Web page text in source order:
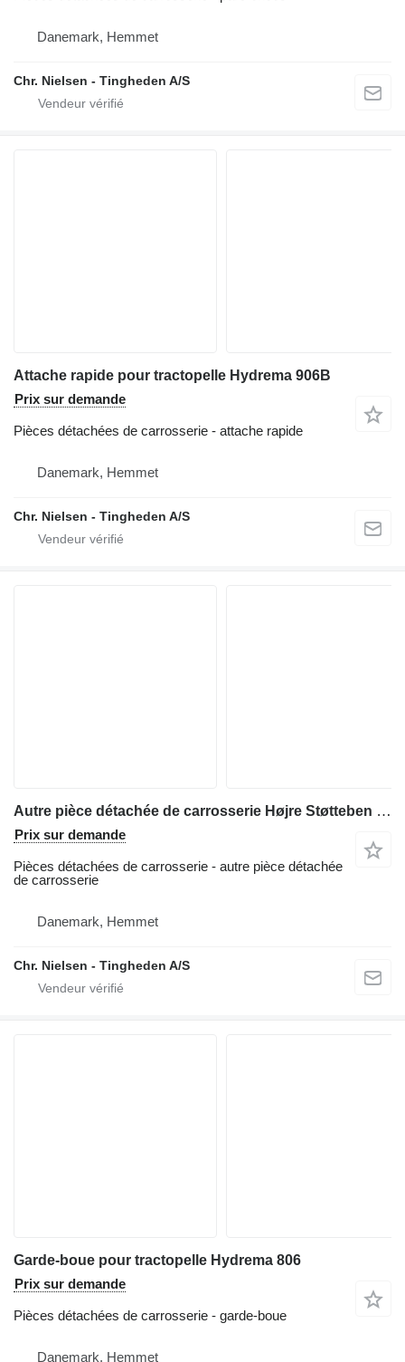
Danemark, Hemmet
Chr. Nielsen - Tingheden A/S
Attache rapide pour tractopelle Hydrema 906B
Prix sur demande
Pièces détachées de carrosserie - attache rapide
Danemark, Hemmet
Chr. Nielsen - Tingheden A/S
Autre pièce détachée de carrosserie Højre Støtteben pour tractopelle Hydrema 806
Prix sur demande
Pièces détachées de carrosserie - autre pièce détachée
de carrosserie
Danemark, Hemmet
Chr. Nielsen - Tingheden A/S
Garde-boue pour tractopelle Hydrema 806
Prix sur demande
Pièces détachées de carrosserie - garde-boue
Danemark, Hemmet